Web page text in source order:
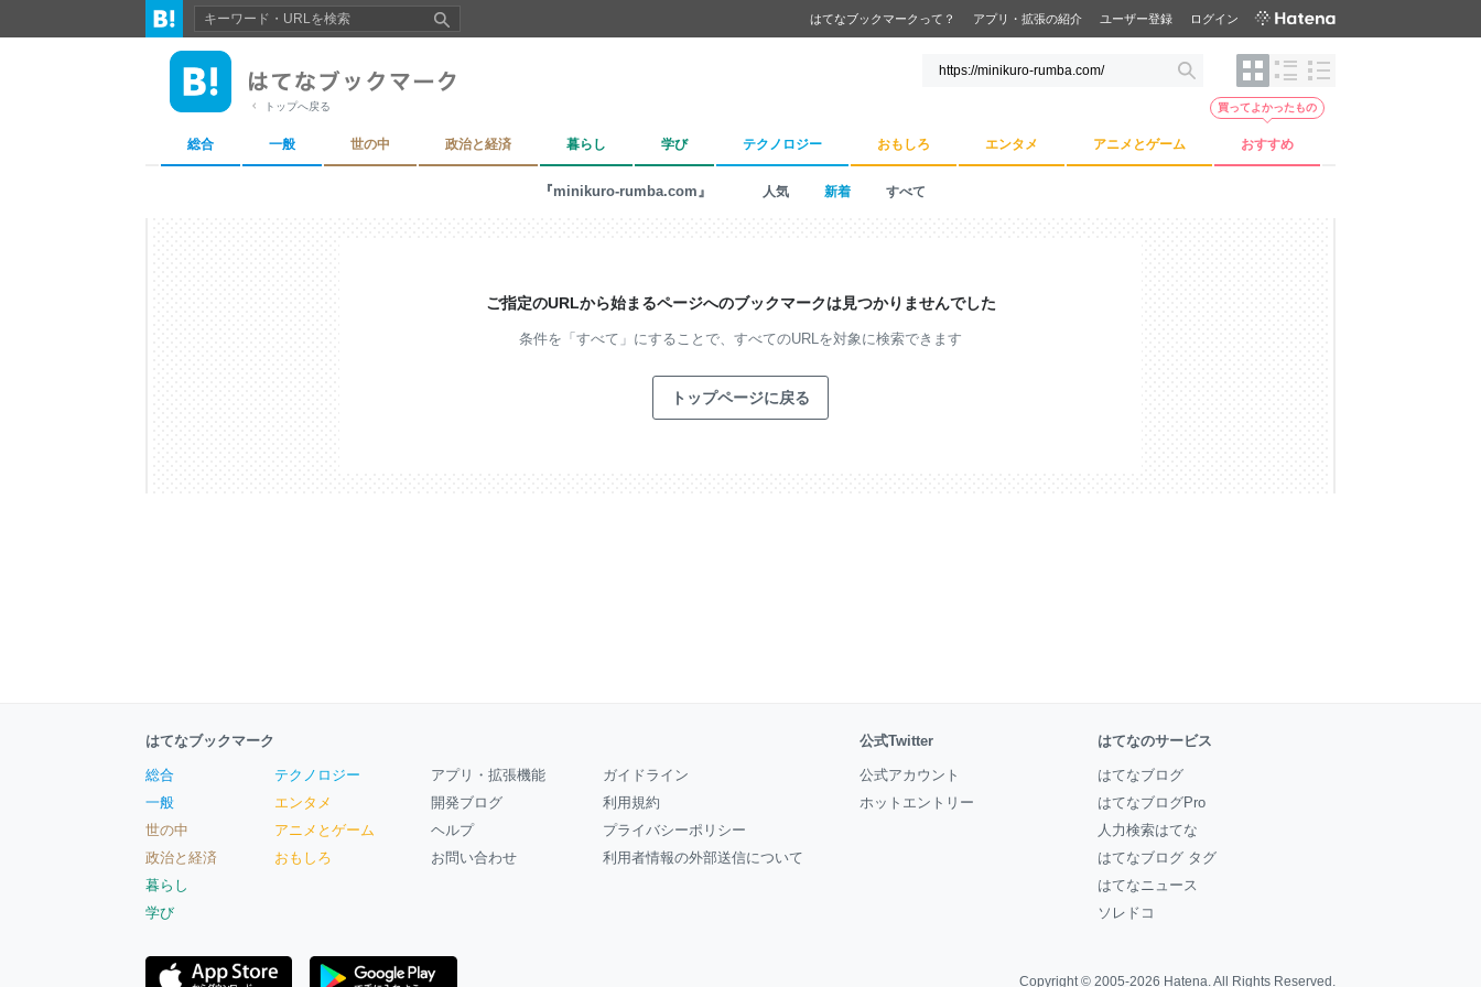
はてなブックマークって？ アプリ・拡張の紹介 ユーザー登録 ログイン
トップへ戻る
総合 一般 世の中 政治と経済 暮らし 学び テクノロジー おもしろ エンタメ アニメとゲーム おすすめ
買ってよかったもの
『minikuro-rumba.com』 人気 新着 すべて
ご指定のURLから始まるページへのブックマークは見つかりませんでした
条件を「すべて」にすることで、 すべてのURLを対象に検索できます
トップページに戻る
はてなブックマーク
総合
一般
世の中
政治と経済
暮らし
学び
テクノロジー
エンタメ
アニメとゲーム
おもしろ
アプリ・拡張機能
開発ブログ
ヘルプ
お問い合わせ
ガイドライン
利用規約
プライバシーポリシー
利用者情報の外部送信について
公式Twitter
公式アカウント
ホットエントリー
はてなのサービス
はてなブログ
はてなブログPro
人力検索はてな
はてなブログ タグ
はてなニュース
ソレドコ
Copyright © 2005-2026 Hatena. All Rights Reserved.